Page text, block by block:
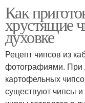
Как
хрустящие
духовке
Рецепт чипсов из
фотографиями. При
картофельных
существуют чипсы